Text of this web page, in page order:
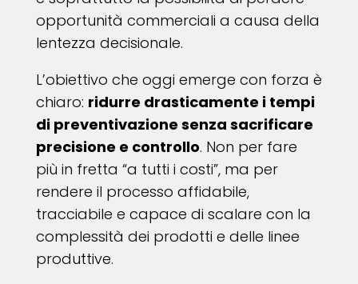
opportunità commerciali a causa della
lentezza decisionale.
L’obiettivo che oggi emerge con forza è
chiaro: ridurre drasticamente i tempi
di preventivazione senza sacrificare
precisione e controllo. Non per fare
più in fretta “a tutti i costi”, ma per
rendere il processo affidabile,
tracciabile e capace di scalare con la
complessità dei prodotti e delle linee
produttive.